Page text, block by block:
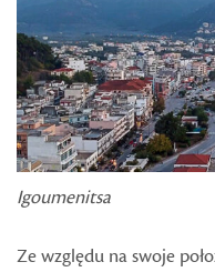
Igoumenitsa
Ze względu na swoje